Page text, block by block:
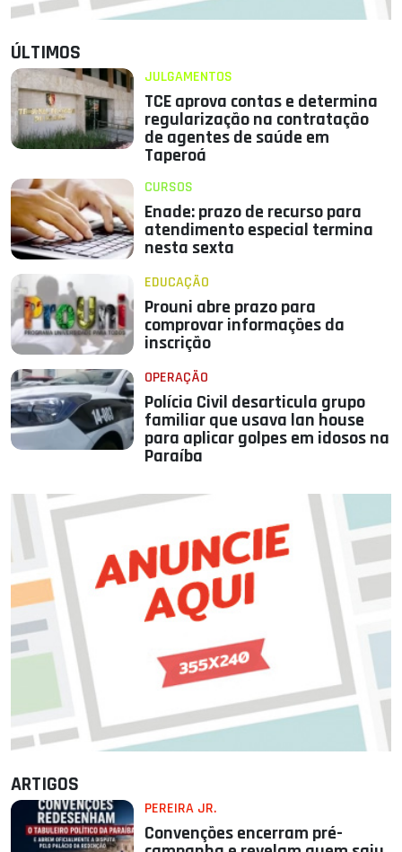
ÚLTIMOS
JULGAMENTOS
TCE aprova contas e determina
regularização na contratação
de agentes de saúde em
Taperoá
CURSOS
Enade: prazo de recurso para
atendimento especial termina
nesta sexta
EDUCAÇÃO
Prouni abre prazo para
comprovar informações da
inscrição
OPERAÇÃO
Polícia Civil desarticula grupo
familiar que usava lan house
para aplicar golpes em idosos na
Paraíba
ARTIGOS
PEREIRA JR.
Convenções encerram pré-